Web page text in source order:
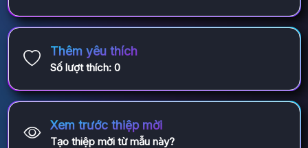
Thêm yêu thích
Số lượt thích: 0
Xem trước thiệp mời
Tạo thiệp mời từ mẫu này?